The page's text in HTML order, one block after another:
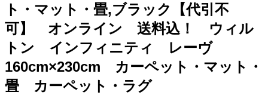
ト・マット・畳,ブラック【代引不
可】 オンライン 送料込！ ウィル
トン インフィニティ レーヴ
160cm×230cm カーペット・マット・
畳 カーペット・ラグ